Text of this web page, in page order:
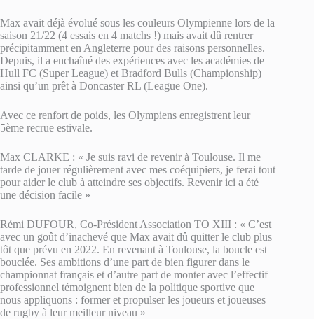
Max avait déjà évolué sous les couleurs Olympienne lors de la
saison 21/22 (4 essais en 4 matchs !) mais avait dû rentrer
précipitamment en Angleterre pour des raisons personnelles.
Depuis, il a enchaîné des expériences avec les académies de
Hull FC (Super League) et Bradford Bulls (Championship)
ainsi qu’un prêt à Doncaster RL (League One).
Avec ce renfort de poids, les Olympiens enregistrent leur
5ème recrue estivale.
Max CLARKE : « Je suis ravi de revenir à Toulouse. Il me
tarde de jouer régulièrement avec mes coéquipiers, je ferai tout
pour aider le club à atteindre ses objectifs. Revenir ici a été
une décision facile »
Rémi DUFOUR, Co-Président Association TO XIII : « C’est
avec un goût d’inachevé que Max avait dû quitter le club plus
tôt que prévu en 2022. En revenant à Toulouse, la boucle est
bouclée. Ses ambitions d’une part de bien figurer dans le
championnat français et d’autre part de monter avec l’effectif
professionnel témoignent bien de la politique sportive que
nous appliquons : former et propulser les joueurs et joueuses
de rugby à leur meilleur niveau »